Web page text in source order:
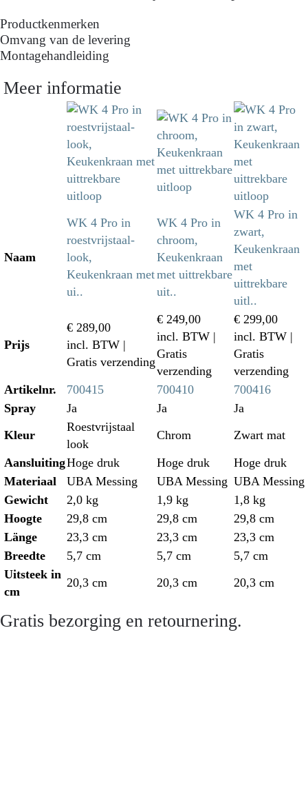
Productkenmerken
Omvang van de levering
Montagehandleiding
Meer informatie
Naam
WK 4 Pro in
roestvrijstaal-
look,
Keukenkraan met
ui..
WK 4 Pro in
chroom,
Keukenkraan
met uittrekbare
uit..
WK 4 Pro in
zwart,
Keukenkraan
met
uittrekbare
uitl..
Prijs
€ 289,00
incl. BTW |
Gratis verzending
€ 249,00
incl. BTW |
Gratis
verzending
€ 299,00
incl. BTW |
Gratis
verzending
Artikelnr.
700415 700410
700416
Spray
Ja Ja
Ja
Kleur
Roestvrijstaal
look
Chrom
Zwart mat
AansluitingHoge druk Hoge druk
Hoge druk
Materiaal
UBA Messing UBA Messing UBA Messing
Gewicht
2,0 kg 1,9 kg
1,8 kg
Hoogte
29,8 cm 29,8 cm
29,8 cm
Länge
23,3 cm 23,3 cm
23,3 cm
Breedte
5,7 cm 5,7 cm
5,7 cm
Uitsteek in
cm
20,3 cm 20,3 cm 20,3 cm
Gratis bezorging en retournering.